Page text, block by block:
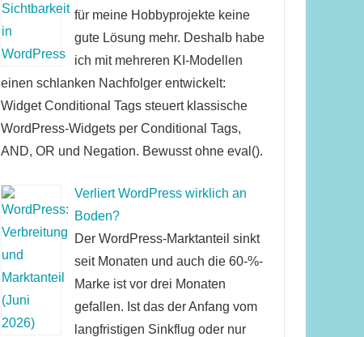
für meine Hobbyprojekte keine
gute Lösung mehr. Deshalb habe
ich mit mehreren KI-Modellen
einen schlanken Nachfolger entwickelt:
Widget Conditional Tags steuert klassische
WordPress-Widgets per Conditional Tags,
AND, OR und Negation. Bewusst ohne eval().
Verliert WordPress wirklich an
Boden?
Der WordPress-Marktanteil sinkt
seit Monaten und auch die 60-%-
Marke ist vor drei Monaten
gefallen. Ist das der Anfang vom
langfristigen Sinkflug oder nur